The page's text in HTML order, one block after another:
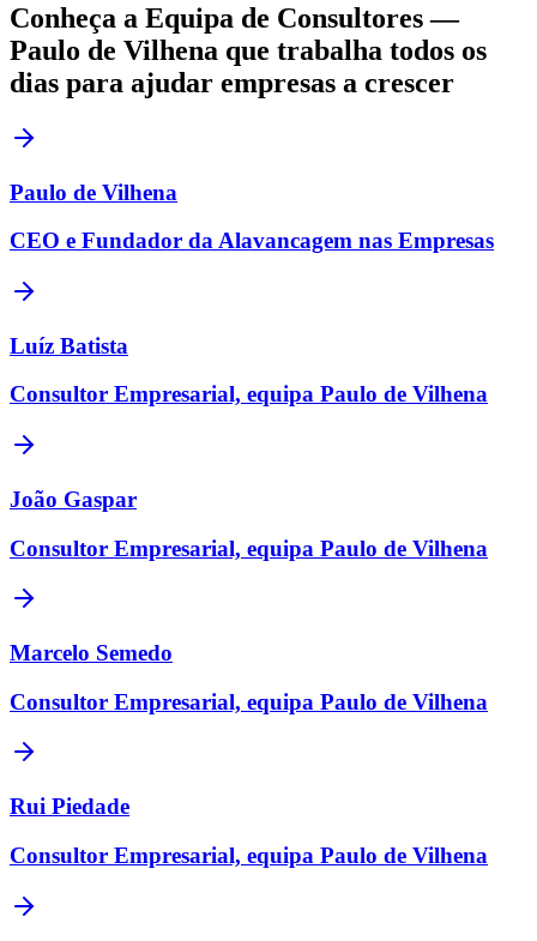
Conheça a Equipa de Consultores —
Paulo de Vilhena que trabalha todos os
dias para ajudar empresas a crescer
Paulo de Vilhena
CEO e Fundador da Alavancagem nas Empresas
Luíz Batista
Consultor Empresarial, equipa Paulo de Vilhena
João Gaspar
Consultor Empresarial, equipa Paulo de Vilhena
Marcelo Semedo
Consultor Empresarial, equipa Paulo de Vilhena
Rui Piedade
Consultor Empresarial, equipa Paulo de Vilhena